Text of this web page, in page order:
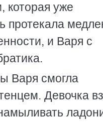
которая уже
протекала
и Варя с
Варя смогла
Девочка